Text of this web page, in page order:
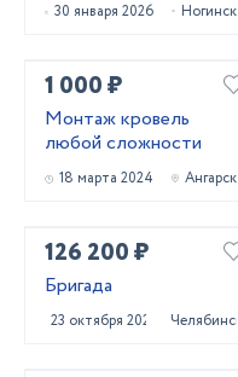
30 января 2026 Ногинск
1 000 ₽
Монтаж кровель
любой сложности
18 марта 2024 Ангарск
126 200 ₽
Бригада
23 октября 2023 Челябинск